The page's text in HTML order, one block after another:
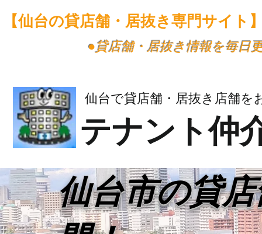
【仙台の貸店舗・居抜き専門サイト
​●貸店舗・居抜き情報を毎日
仙台で貸店舗・居抜き店舗を
テナント仲
仙台市の貸